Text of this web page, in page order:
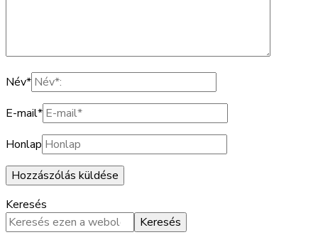
Név*
E-mail*
Honlap
Keresés
Keresés